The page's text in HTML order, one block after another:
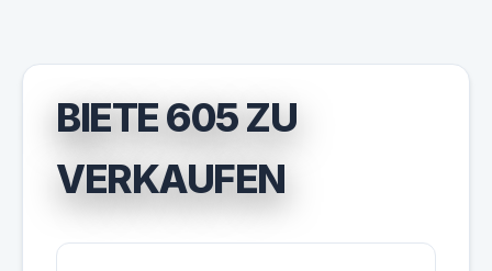
BIETE 605 ZU
VERKAUFEN